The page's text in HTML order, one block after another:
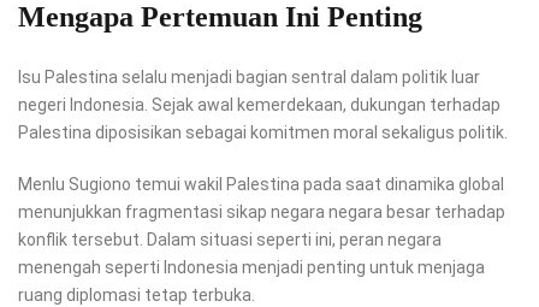
Mengapa Pertemuan Ini Penting
Isu Palestina selalu menjadi bagian sentral dalam politik luar
negeri Indonesia. Sejak awal kemerdekaan, dukungan terhadap
Palestina diposisikan sebagai komitmen moral sekaligus politik.
Menlu Sugiono temui wakil Palestina pada saat dinamika global
menunjukkan fragmentasi sikap negara negara besar terhadap
konflik tersebut. Dalam situasi seperti ini, peran negara
menengah seperti Indonesia menjadi penting untuk menjaga
ruang diplomasi tetap terbuka.